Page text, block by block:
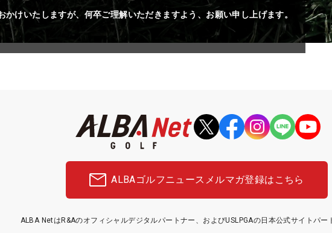
かけいたしますが、何卒ご理解いただきますよう、お願い申し上げます。
ALBAゴルフニュース メルマガ登録はこちら
ALBA NetはR&Aのオフィシャルデジタルパートナー、およびUSLPGAの日本公式サイトパー